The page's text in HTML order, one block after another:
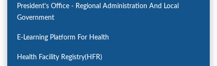
President's Office - Regional Administration And Local
Government
E-Learning Platform For Health
Health Facility Registry(HFR)